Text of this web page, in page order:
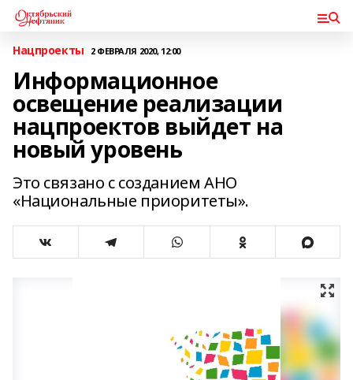
Нацпроекты 2 ФЕВРАЛЯ 2020, 12:00
Информационное
освещение реализации
нацпроектов выйдет на
новый уровень
Это связано с созданием АНО
«Национальные приоритеты».